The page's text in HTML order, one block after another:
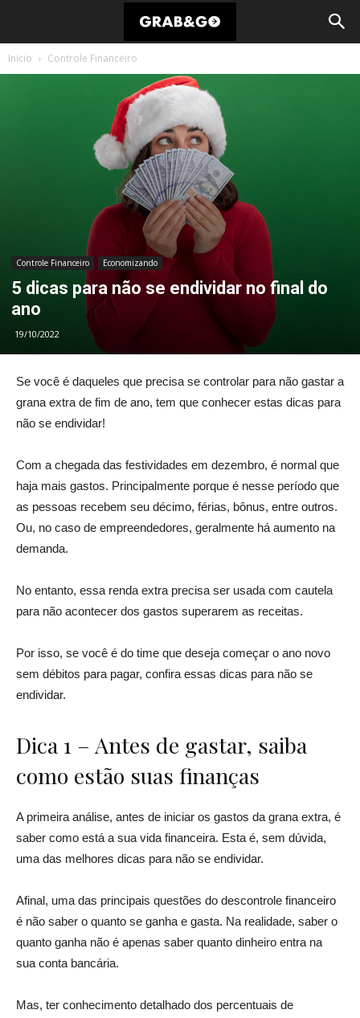
Início Controle Financeiro
Controle Financeiro Economizando
5 dicas para não se endividar no final do
ano
19/10/2022
Se você é daqueles que precisa se controlar para não gastar a
grana extra de fim de ano, tem que conhecer estas dicas para
não se endividar!
Com a chegada das festividades em dezembro, é normal que
haja mais gastos. Principalmente porque é nesse período que
as pessoas recebem seu décimo, férias, bônus, entre outros.
Ou, no caso de empreendedores, geralmente há aumento na
demanda.
No entanto, essa renda extra precisa ser usada com cautela
para não acontecer dos gastos superarem as receitas.
Por isso, se você é do time que deseja começar o ano novo
sem débitos para pagar, confira essas dicas para não se
endividar.
Dica 1 – Antes de gastar, saiba
como estão suas finanças
A primeira análise, antes de iniciar os gastos da grana extra, é
saber como está a sua vida financeira. Esta é, sem dúvida,
uma das melhores dicas para não se endividar.
Afinal, uma das principais questões do descontrole financeiro
é não saber o quanto se ganha e gasta. Na realidade, saber o
quanto ganha não é apenas saber quanto dinheiro entra na
sua conta bancária.
Mas, ter conhecimento detalhado dos percentuais de